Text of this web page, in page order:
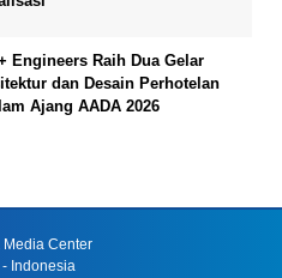
Engineers Raih Dua Gelar
dan Desain Perhotelan
Ajang AADA 2026
Media Center
Indonesia